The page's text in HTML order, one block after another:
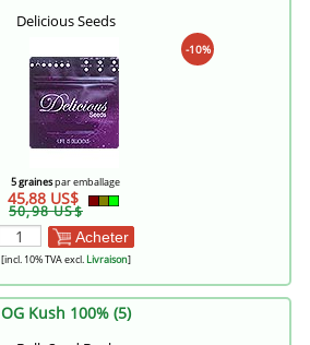
Delicious Seeds
-10%
5 grainespar emballage
45,88 US$
50,98 US$
Acheter
[incl. 10% TVA excl.Livraison]
OG Kush 100% (5)